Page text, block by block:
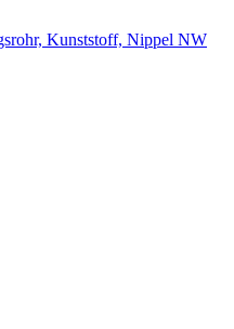
Kunststoff, Nippel NW